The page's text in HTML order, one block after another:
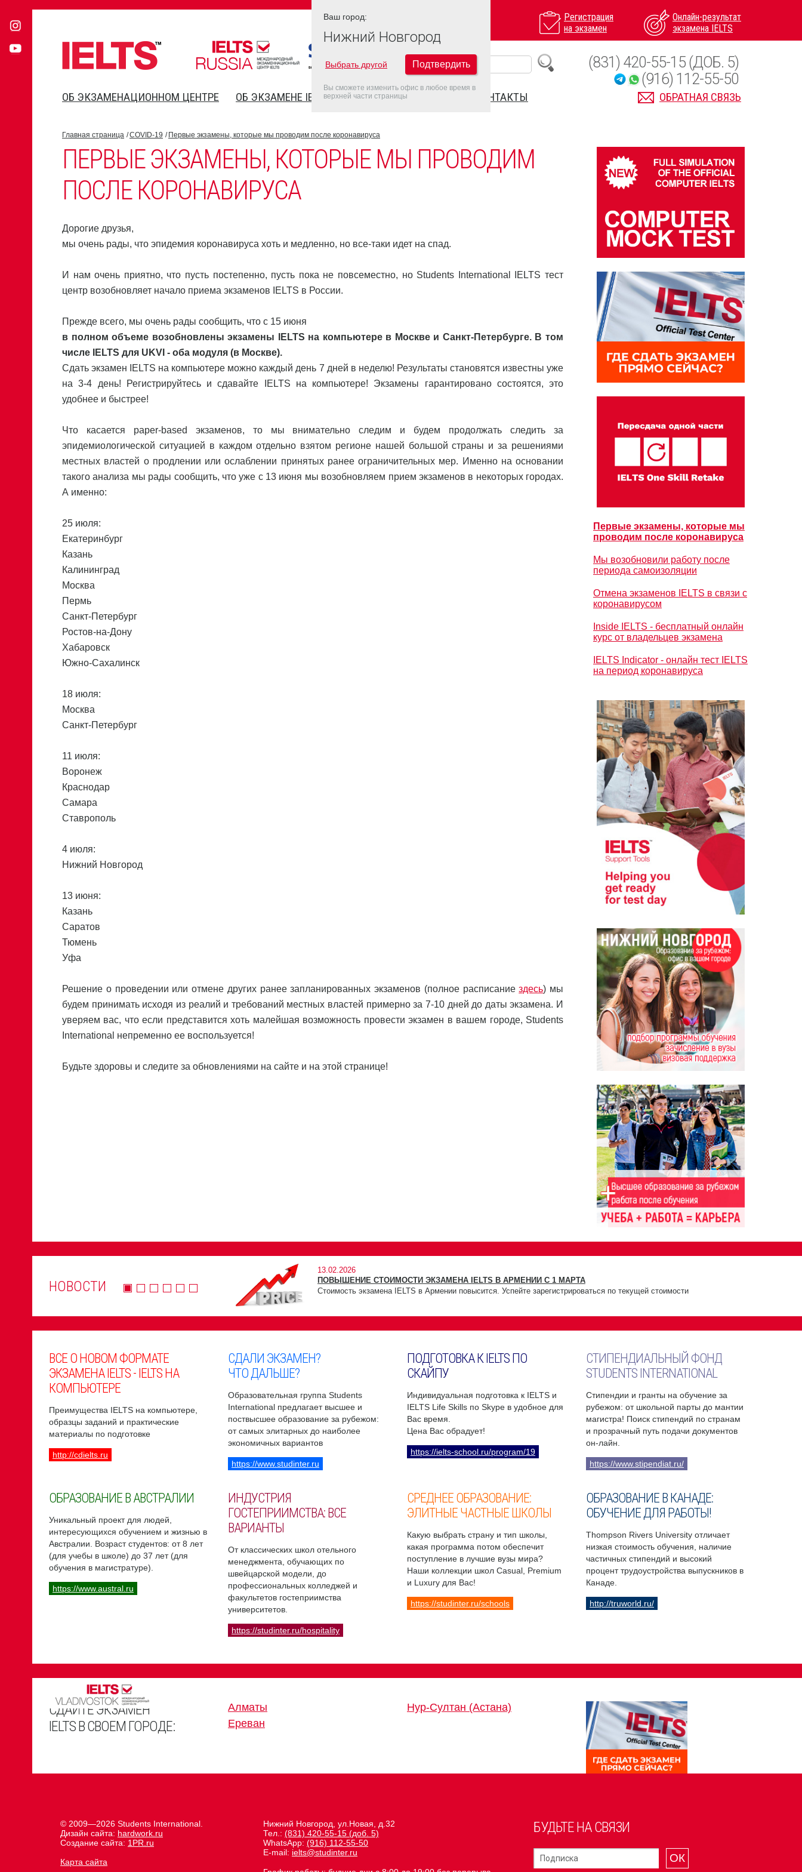
Регистрация
на экзамен
Онлайн-результат
экзамена IELTS
ОБ ЭКЗАМЕНАЦИОННОМ ЦЕНТРЕ ОБ ЭКЗАМЕНЕ IELTS FAQ ДАТЫ IELTS 2022 КОНТАКТЫ ОБРАТНАЯ СВЯЗЬ
(831) 420-55-15 (ДОБ. 5)
(916) 112-55-50
Главная страница COVID-19 Первые экзамены, которые мы проводим после коронавируса
ПЕРВЫЕ ЭКЗАМЕНЫ, КОТОРЫЕ МЫ ПРОВОДИМ
ПОСЛЕ КОРОНАВИРУСА
Дорогие друзья,
мы очень рады, что эпидемия коронавируса хоть и медленно, но все-таки идет на спад.
И нам очень приятно, что пусть постепенно, пусть пока не повсеместно, но Students International IELTS тест
центр возобновляет начало приема экзаменов IELTS в России.
Прежде всего, мы очень рады сообщить, что с 15 июня
в полном объеме возобновлены экзамены IELTS на компьютере в Москве и Санкт-Петербурге. В том
числе IELTS для UKVI - оба модуля (в Москве).
Сдать экзамен IELTS на компьютере можно каждый день 7 дней в неделю! Результаты становятся известны уже
на 3-4 день! Регистрируйтесь и сдавайте IELTS на компьютере! Экзамены гарантировано состоятся, это
удобнее и быстрее!
Что касается paper-based экзаменов, то мы внимательно следим и будем продолжать следить за
эпидемиологической ситуацией в каждом отдельно взятом регионе нашей большой страны и за решениями
местных властей о продлении или ослаблении принятых ранее ограничительных мер. Именно на основании
такого анализа мы рады сообщить, что уже с 13 июня мы возобновляем прием экзаменов в некоторых городах.
А именно:
25 июля:
Екатеринбург
Казань
Калининград
Москва
Пермь
Санкт-Петербург
Ростов-на-Дону
Хабаровск
Южно-Сахалинск
18 июля:
Москва
Санкт-Петербург
11 июля:
Воронеж
Краснодар
Самара
Ставрополь
4 июля:
Нижний Новгород
13 июня:
Казань
Саратов
Тюмень
Уфа
Решение о проведении или отмене других ранее запланированных экзаменов (полное расписаниездесь) мы
будем принимать исходя из реалий и требований местных властей примерно за 7-10 дней до даты экзамена. И
уверяем вас, что если представится хоть малейшая возможность провести экзамен в вашем городе, Students
International непременно ее воспользуется!
Будьте здоровы и следите за обновлениями на сайте и на этой странице!
Первые экзамены, которые мы
проводим после коронавируса
Мы возобновили работу после
периода самоизоляции
Отмена экзаменов IELTS в связи с
коронавирусом
Inside IELTS - бесплатный онлайн
курс от владельцев экзамена
IELTS Indicator - онлайн тест IELTS
на период коронавируса
НОВОСТИ
13.02.2026
ПОВЫШЕНИЕ СТОИМОСТИ ЭКЗАМЕНА IELTS В АРМЕНИИ С 1 МАРТА
Стоимость экзамена IELTS в Армении повысится. Успейте зарегистрироваться по текущей стоимости
ВСЕ О НОВОМ ФОРМАТЕ
ЭКЗАМЕНА IELTS - IELTS НА
КОМПЬЮТЕРЕ
Преимущества IELTS на компьютере,
образцы заданий и практические
материалы по подготовке
http://cdielts.ru
СДАЛИ ЭКЗАМЕН?
ЧТО ДАЛЬШЕ?
Образовательная группа Students
International предлагает высшее и
поствысшее образование за рубежом:
от самых элитарных до наиболее
экономичных вариантов
https://www.studinter.ru
ПОДГОТОВКА К IELTS ПО
СКАЙПУ
Индивидуальная подготовка к IELTS и
IELTS Life Skills по Skype в удобное для
Вас время.
Цена Вас обрадует!
https://ielts-school.ru/program/19
СТИПЕНДИАЛЬНЫЙ ФОНД
STUDENTS INTERNATIONAL
Стипендии и гранты на обучение за
рубежом: от школьной парты до мантии
магистра! Поиск стипендий по странам
и прозрачный путь подачи документов
он-лайн.
https://www.stipendiat.ru/
ОБРАЗОВАНИЕ В АВСТРАЛИИ
Уникальный проект для людей,
интересующихся обучением и жизнью в
Австралии. Возраст студентов: от 8 лет
(для учебы в школе) до 37 лет (для
обучения в магистратуре).
https://www.austral.ru
ИНДУСТРИЯ
ГОСТЕПРИИМСТВА: ВСЕ
ВАРИАНТЫ
От классических школ отельного
менеджмента, обучающих по
швейцарской модели, до
профессиональных колледжей и
факультетов гостеприимства
университетов.
https://studinter.ru/hospitality
СРЕДНЕЕ ОБРАЗОВАНИЕ:
ЭЛИТНЫЕ ЧАСТНЫЕ ШКОЛЫ
Какую выбрать страну и тип школы,
какая программа потом обеспечит
поступление в лучшие вузы мира?
Наши коллекции школ Casual, Premium
и Luxury для Вас!
https://studinter.ru/schools
ОБРАЗОВАНИЕ В КАНАДЕ:
ОБУЧЕНИЕ ДЛЯ РАБОТЫ!
Thompson Rivers University отличает
низкая стоимость обучения, наличие
частичных стипендий и высокий
процент трудоустройства выпускников в
Канаде.
http://truworld.ru/
СДАЙТЕ ЭКЗАМЕН
IELTS В СВОЕМ ГОРОДЕ:
Алматы
Ереван
Нур-Султан (Астана)
БУДЬТЕ НА СВЯЗИ
ОК
Нижний Новгород, ул.Новая, д.32
Тел.: (831) 420-55-15 (доб. 5)
WhatsApp: (916) 112-55-50
E-mail: ielts@studinter.ru
© 2009—2026 Students International.
Дизайн сайта: hardwork.ru
Создание сайта: 1PR.ru
Карта сайта
Ваш город:
Нижний Новгород
Выбрать другой Подтвердить
Вы сможете изменить офис в любое время в
верхней части страницы